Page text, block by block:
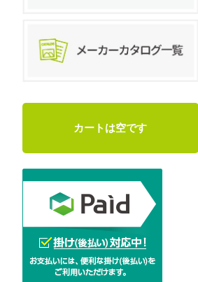
カートは空です